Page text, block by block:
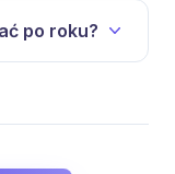
po roku?